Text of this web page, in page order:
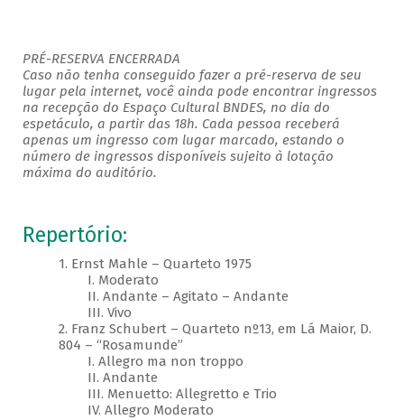
PRÉ-RESERVA ENCERRADA
Caso não tenha conseguido fazer a pré-reserva de seu
lugar pela internet, você ainda pode encontrar ingressos
na recepção do Espaço Cultural BNDES, no dia do
espetáculo, a partir das 18h. Cada pessoa receberá
apenas um ingresso com lugar marcado, estando o
número de ingressos disponíveis sujeito à lotação
máxima do auditório. ​
Repertório:
1. Ernst Mahle – Quarteto 1975
I. Moderato
II. Andante – Agitato – Andante
III. Vivo
2. Franz Schubert – Quarteto nº13, em Lá Maior, D.
804 – “Rosamunde”
I. Allegro ma non troppo
II. Andante
III. Menuetto: Allegretto e Trio
IV. Allegro Moderato